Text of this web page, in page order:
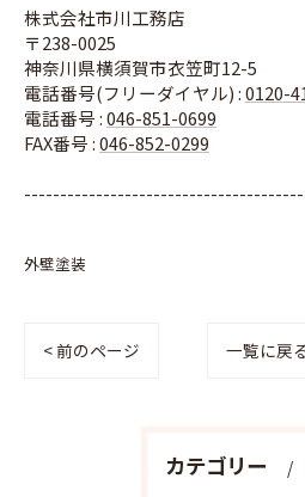
株式会社市川工務店
〒238-0025
神奈川県横須賀市衣笠町12-5
電話番号(フリーダイヤル) :0120-
電話番号 :046-851-0699
FAX番号 :046-852-0299
外壁塗装
< 前のページ 一覧に戻
カテゴリー